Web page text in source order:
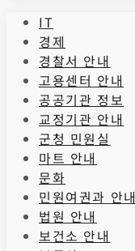
IT
경제
경찰서 안내
고용센터 안내
공공기관 정보
교정기관 안내
군청 민원실
마트 안내
문화
민원여권과 안내
법원 안내
보건소 안내